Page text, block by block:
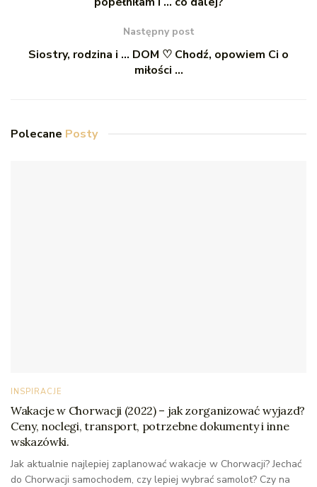
Następny post
Siostry, rodzina i … DOM ♡ Chodź, opowiem Ci o
miłości …
Polecane Posty
INSPIRACJE
Wakacje w Chorwacji (2022) – jak zorganizować wyjazd?
Ceny, noclegi, transport, potrzebne dokumenty i inne
wskazówki.
Jak aktualnie najlepiej zaplanować wakacje w Chorwacji? Jechać
do Chorwacji samochodem, czy lepiej wybrać samolot? Czy na